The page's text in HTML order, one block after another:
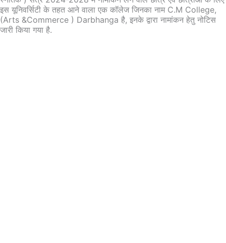
इस यूनिवर्सिटी के तहत आने वाला एक कॉलेज जिनका नाम C.M College,
(Arts &Commerce ) Darbhanga है, इनके द्वारा नामांकन हेतु नोटिस
जारी किया गया है.